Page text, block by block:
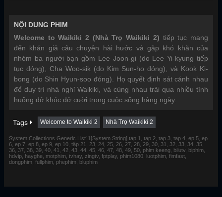
NỘI DUNG PHIM
Welcome to Waikiki 2 (Nhà Trọ Waikiki 2) tiếp tục mang
đến khán giả câu chuyện hài hước và gặp khó khăn của
nhóm ba người bạn gồm Lee Joon-gi (do Lee Yi-kyung tiếp
tục đóng), Cha Woo-sik (do Kim Sun-ho đóng), và Kook Ki-
bong (do Shin Hyun-soo đóng). Họ quyết định sát cánh nhau
để duy trì nhà nghỉ Waikiki, và cùng nhau trải qua nhiều tình
huống dở khóc dở cười trong cuộc sống hàng ngày.
Tags Welcome to Waikiki 2 Nhà Trọ Waikiki 2
System.Collections.Generic.List`1[System.String] tap 1, tap 2, tap 3, tap 4, ep 5, ep
6, ep 7, ep 8, ep 9, ep 10, tập 21, 23, 24, 25, 26, 27, 28, 29, 30, 31, 32, 33, 34, 35,
36, 37, 38, 39, 40, 41, 42, 43, 44, 45, 46, 47, 48, 49, 50, phim keeng, bilutv, biphim,
hdvip, hayghe, motphim, tvhay, zingtv, fptplay, phim1080, luotphim, fimfast,
dongphim, fullphim, phephim, bluphim